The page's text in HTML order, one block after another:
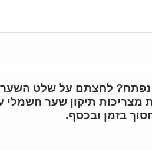
לחצתם על שלט השער
תיקון שער חשמלי
בזמן ובכסף.